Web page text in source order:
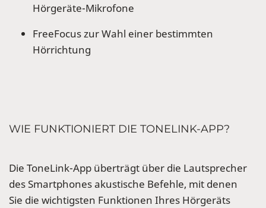
Hörgeräte-Mikrofone
FreeFocus zur Wahl einer bestimmten
Hörrichtung
WIE FUNKTIONIERT DIE TONELINK-APP?
Die ToneLink-App überträgt über die Lautsprecher
des Smartphones akustische Befehle, mit denen
Sie die wichtigsten Funktionen Ihres Hörgeräts